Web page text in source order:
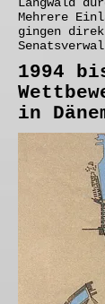
Mehrere
gingen
1994
in